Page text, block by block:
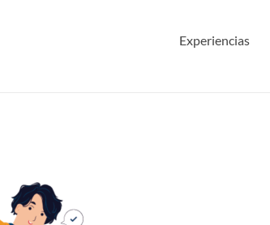
Experiencias